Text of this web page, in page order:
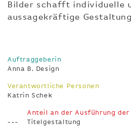
Bilder schafft individuelle
aussagekräftige
Auftraggeberin
Anna B. Design
Verantwortliche Personen
Katrin Schek
Anteil an der Ausführung
Titelgestaltung